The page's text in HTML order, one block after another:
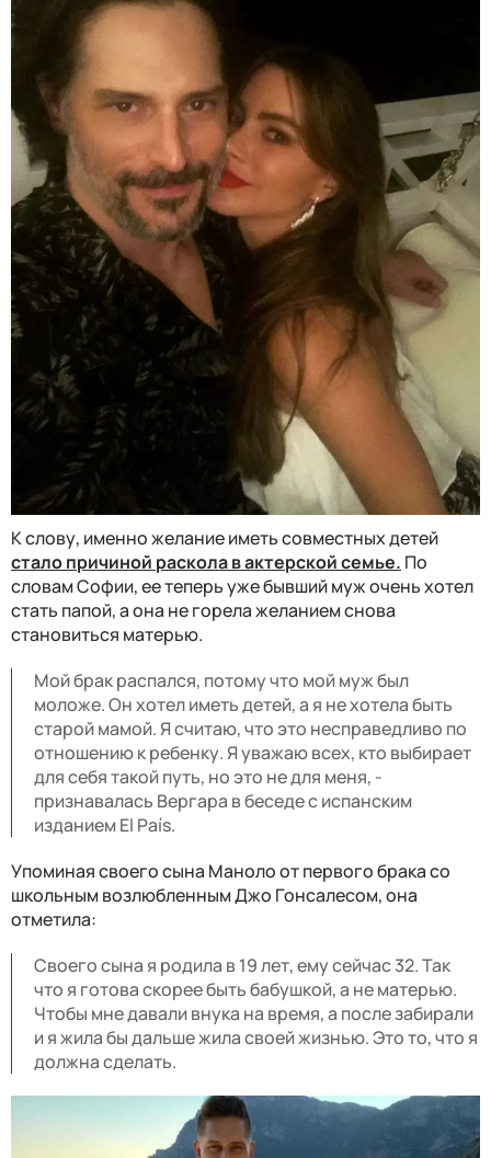
К слову, именно желание иметь совместных детей
стало причиной раскола в актерской семье. По
словам Софии, ее теперь уже бывший муж очень хотел
стать папой, а она не горела желанием снова
становиться матерью.
Мой брак распался, потому что мой муж был
моложе. Он хотел иметь детей, а я не хотела быть
старой мамой. Я считаю, что это несправедливо по
отношению к ребенку. Я уважаю всех, кто выбирает
для себя такой путь, но это не для меня, -
признавалась Вергара в беседе с испанским
изданием El País.
Упоминая своего сына Маноло от первого брака со
школьным возлюбленным Джо Гонсалесом, она
отметила:
Своего сына я родила в 19 лет, ему сейчас 32. Так
что я готова скорее быть бабушкой, а не матерью.
Чтобы мне давали внука на время, а после забирали
и я жила бы дальше жила своей жизнью. Это то, что я
должна сделать.